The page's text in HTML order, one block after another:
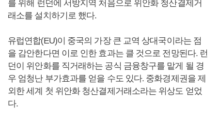
를 위해 런던에 서방지역 처음으로 위안화 청산결제거
래소를 설치하기로 했다.
유럽연합(EU)이 중국의 가장 큰 교역 상대국이라는 점
을 감안한다면 이로 인한 효과는 클 것으로 전망된다. 런
던이 위안화를 직거래하는 공식 금융창구를 맡게 될 경
우 엄청난 부가효과를 얻을 수도 있다. 중화경제권을 제
외한 세계 첫 위안화 청산결제거래소라는 위상도 얻었
다.